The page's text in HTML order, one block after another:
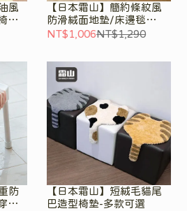
風
凳-
【日本霜山】簡約條紋風
防滑絨面地墊/床邊毯
(50x120cm)
NT$1,006NT$1,290
防
鞋
【日本霜山】短絨毛貓尾
巴造型椅墊-多款可選